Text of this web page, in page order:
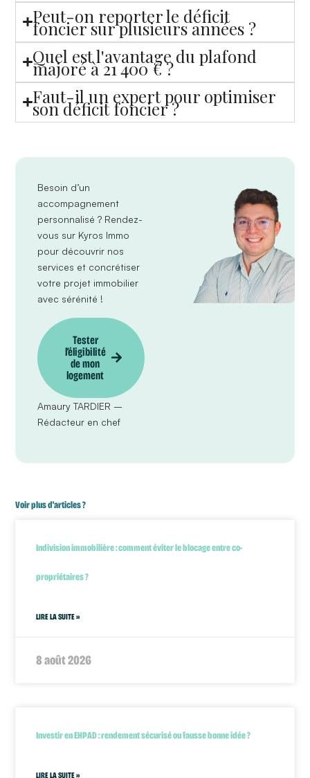
Peut-on reporter le déficit
foncier sur plusieurs années ?
Quel est l'avantage du plafond
majoré à 21 400 € ?
Faut-il un expert pour optimiser
son déficit foncier ?
Besoin d’un
accompagnement
personnalisé ? Rendez-
vous sur Kyros Immo
pour découvrir nos
services et concrétiser
votre projet immobilier
avec sérénité !
Tester
l’éligibilité
de mon
logement
Amaury TARDIER –
Rédacteur en chef
Voir plus d'articles ?
Indivision immobilière : comment éviter le blocage entre co-
propriétaires ?
LIRE LA SUITE »
8 août 2026
Investir en EHPAD : rendement sécurisé ou fausse bonne idée ?
LIRE LA SUITE »